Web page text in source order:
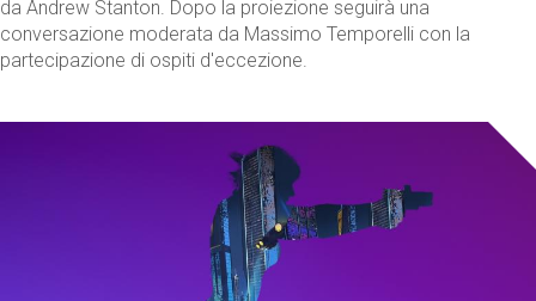
da Andrew Stanton. Dopo la proiezione seguirà una
conversazione moderata da Massimo Temporelli con la
partecipazione di ospiti d'eccezione.